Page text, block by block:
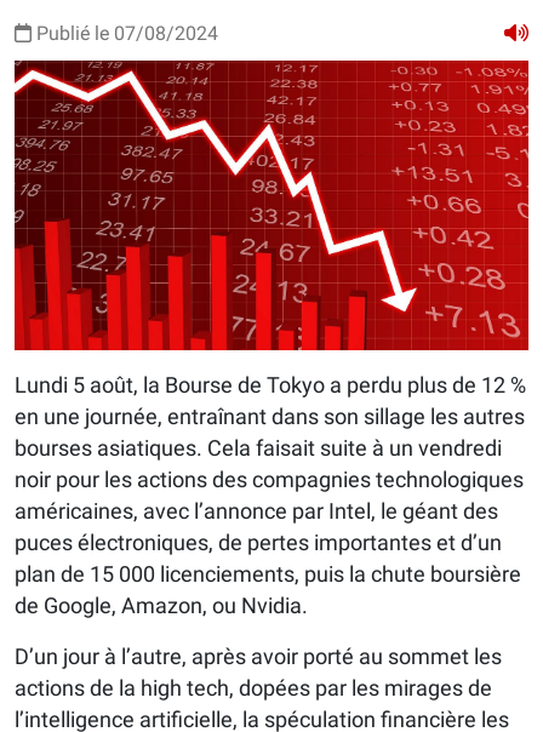
Publié le 07/08/2024
Lundi 5 août, la Bourse de Tokyo a perdu plus de 12 %
en une journée, entraînant dans son sillage les autres
bourses asiatiques. Cela faisait suite à un vendredi
noir pour les actions des compagnies technologiques
américaines, avec l’annonce par Intel, le géant des
puces électroniques, de pertes importantes et d’un
plan de 15 000 licenciements, puis la chute boursière
de Google, Amazon, ou Nvidia.
D’un jour à l’autre, après avoir porté au sommet les
actions de la high tech, dopées par les mirages de
l’intelligence artificielle, la spéculation financière les